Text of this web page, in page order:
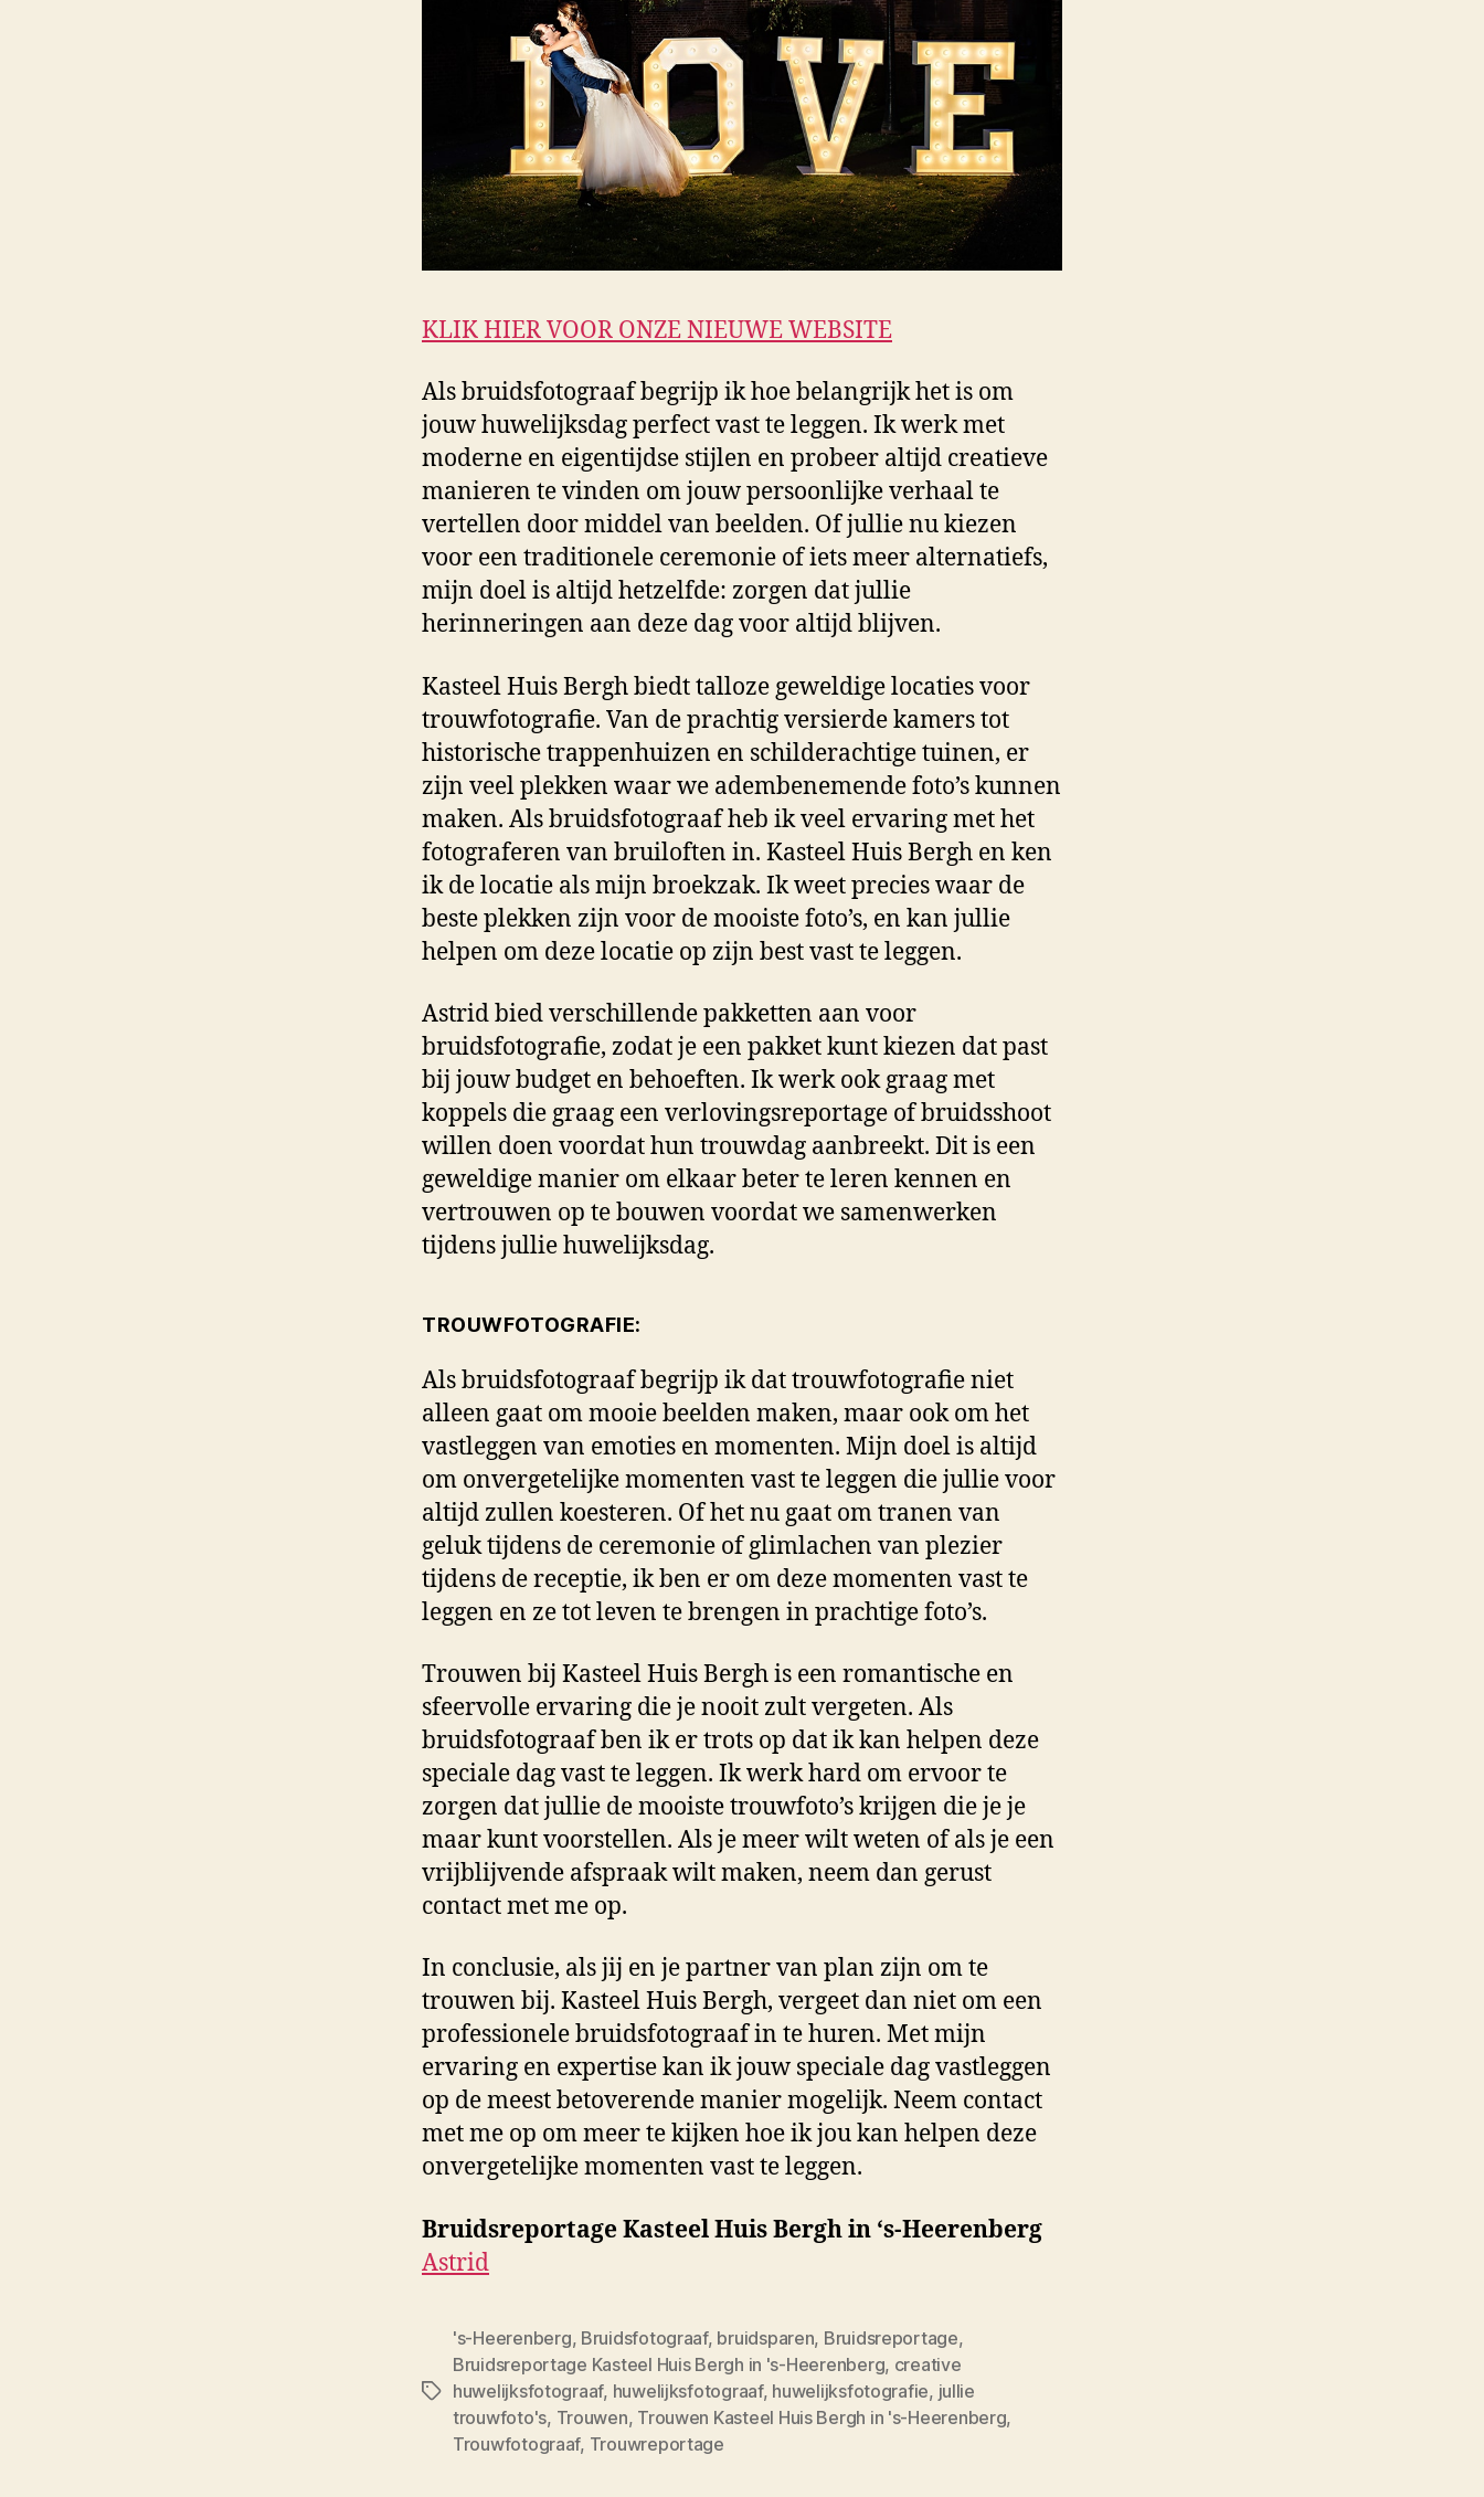
KLIK HIER VOOR ONZE NIEUWE WEBSITE
Als bruidsfotograaf begrijp ik hoe belangrijk het is om
jouw huwelijksdag perfect vast te leggen. Ik werk met
moderne en eigentijdse stijlen en probeer altijd creatieve
manieren te vinden om jouw persoonlijke verhaal te
vertellen door middel van beelden. Of jullie nu kiezen
voor een traditionele ceremonie of iets meer alternatiefs,
mijn doel is altijd hetzelfde: zorgen dat jullie
herinneringen aan deze dag voor altijd blijven.
Kasteel Huis Bergh biedt talloze geweldige locaties voor
trouwfotografie. Van de prachtig versierde kamers tot
historische trappenhuizen en schilderachtige tuinen, er
zijn veel plekken waar we adembenemende foto’s kunnen
maken. Als bruidsfotograaf heb ik veel ervaring met het
fotograferen van bruiloften in. Kasteel Huis Bergh en ken
ik de locatie als mijn broekzak. Ik weet precies waar de
beste plekken zijn voor de mooiste foto’s, en kan jullie
helpen om deze locatie op zijn best vast te leggen.
Astrid bied verschillende pakketten aan voor
bruidsfotografie, zodat je een pakket kunt kiezen dat past
bij jouw budget en behoeften. Ik werk ook graag met
koppels die graag een verlovingsreportage of bruidsshoot
willen doen voordat hun trouwdag aanbreekt. Dit is een
geweldige manier om elkaar beter te leren kennen en
vertrouwen op te bouwen voordat we samenwerken
tijdens jullie huwelijksdag.
TROUWFOTOGRAFIE:
Als bruidsfotograaf begrijp ik dat trouwfotografie niet
alleen gaat om mooie beelden maken, maar ook om het
vastleggen van emoties en momenten. Mijn doel is altijd
om onvergetelijke momenten vast te leggen die jullie voor
altijd zullen koesteren. Of het nu gaat om tranen van
geluk tijdens de ceremonie of glimlachen van plezier
tijdens de receptie, ik ben er om deze momenten vast te
leggen en ze tot leven te brengen in prachtige foto’s.
Trouwen bij Kasteel Huis Bergh is een romantische en
sfeervolle ervaring die je nooit zult vergeten. Als
bruidsfotograaf ben ik er trots op dat ik kan helpen deze
speciale dag vast te leggen. Ik werk hard om ervoor te
zorgen dat jullie de mooiste trouwfoto’s krijgen die je je
maar kunt voorstellen. Als je meer wilt weten of als je een
vrijblijvende afspraak wilt maken, neem dan gerust
contact met me op.
In conclusie, als jij en je partner van plan zijn om te
trouwen bij. Kasteel Huis Bergh, vergeet dan niet om een
professionele bruidsfotograaf in te huren. Met mijn
ervaring en expertise kan ik jouw speciale dag vastleggen
op de meest betoverende manier mogelijk. Neem contact
met me op om meer te kijken hoe ik jou kan helpen deze
onvergetelijke momenten vast te leggen.
Bruidsreportage Kasteel Huis Bergh in ‘s-Heerenberg
Astrid
Tags
's-Heerenberg, Bruidsfotograaf, bruidsparen, Bruidsreportage,
Bruidsreportage Kasteel Huis Bergh in 's-Heerenberg, creative
huwelijksfotograaf, huwelijksfotograaf, huwelijksfotografie, jullie
trouwfoto's, Trouwen, Trouwen Kasteel Huis Bergh in 's-Heerenberg,
Trouwfotograaf, Trouwreportage